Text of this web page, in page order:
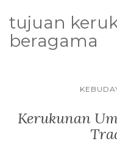
tujuan
beragama
Kerukunan